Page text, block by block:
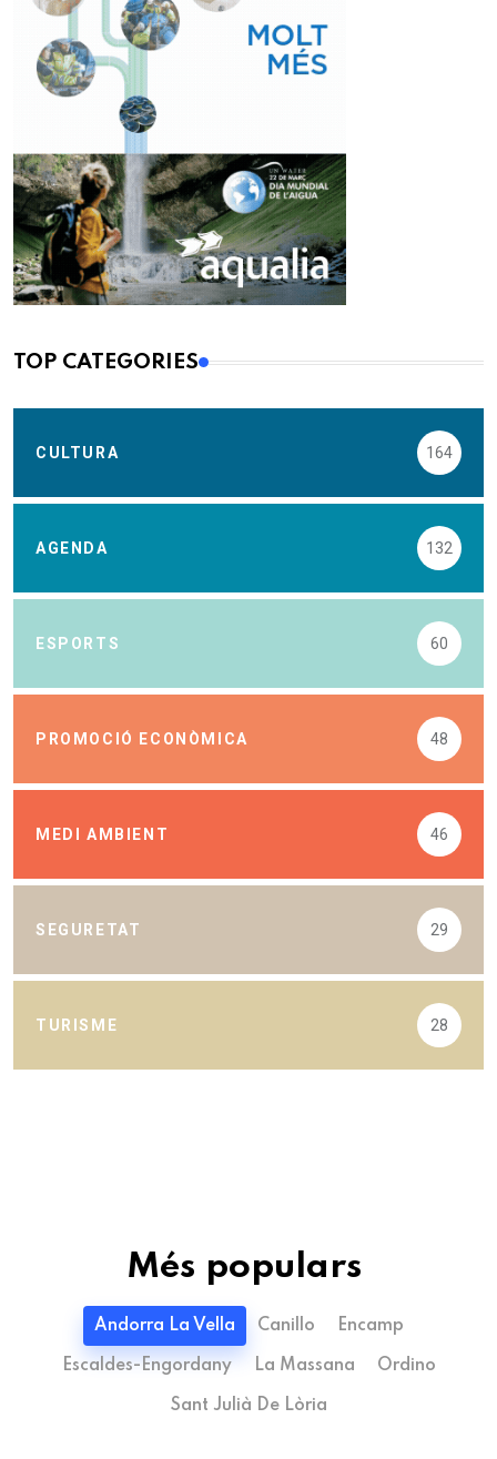
TOP CATEGORIES
CULTURA 164
AGENDA 132
ESPORTS 60
PROMOCIÓ ECONÒMICA 48
MEDI AMBIENT 46
SEGURETAT 29
TURISME 28
Més populars
Andorra La Vella Canillo Encamp
Escaldes-Engordany La Massana Ordino
Sant Julià De Lòria